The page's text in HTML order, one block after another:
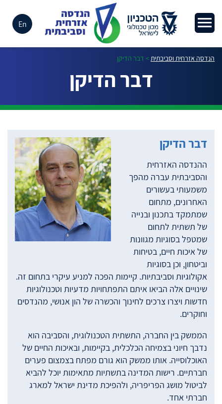
En
הנדסה אזרחית וסביבתית> דבר הדיקן
דבר הדיקן
דבר הדיקן
ההנדסה האזרחית
והסביבתית עברה מהפך
משמעותי בעשורים
האחרונים, מתחום
שמתמקד בתכנון ובנייה
של תשתית לתחום
שמטפל בסוגיות מגוונות
של איכות חיים, בטיחות
וביטחון, וכן בסוגיות
אקולוגיות וסביבתיות. קיימות הפכה למניע עיקרי בתחום זה.
שינויים אלה הביאו איתם התפתחויות מדעיות וטכנולוגיות
חדשות ויצרו צרכים לחינוך והכשרה של הון אנושי, מהנדסים
וחוקרים.
הממשק בין החברה, התשתית הטכנולוגית, והסביבה הוא
נדבך חיוני בצמיחה הכלכלית, בקיימות, ובאיכות החיים של
האוכלוסייה. אותו ממשק הוא גורם מפתח בצמצום פערים
חברתיים. רישות המדינה בתשתיות מתאימות יוכל להביא
לביטול מושג הפריפריה, ולהפיכת מדינת ישראל למארג
חברתי אחד.